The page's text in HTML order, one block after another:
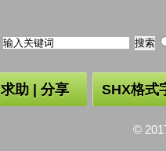
求助 | 分享 SHX格式
©